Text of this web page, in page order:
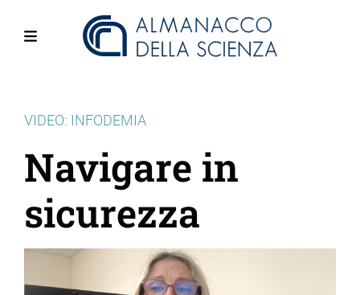
VIDEO: INFODEMIA
Navigare in
sicurezza